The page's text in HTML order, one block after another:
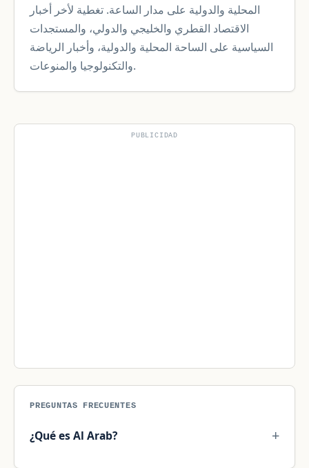
المحلية والدولية على مدار الساعة. تغطية لأخر أخبار
الاقتصاد القطري والخليجي والدولي، والمستجدات
السياسية على الساحة المحلية والدولية، وأخبار الرياضة
والتكنولوجيا والمنوعات.
PUBLICIDAD
PREGUNTAS FRECUENTES
¿Qué es Al Arab?